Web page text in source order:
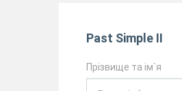
Past Simple II
Прізвище та ім`я